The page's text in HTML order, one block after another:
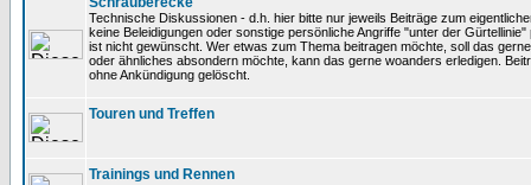
Technische Diskussionen - d.h. hier bitte nur jeweils Beiträge zum
keine Beleidigungen oder sonstige persönliche Angriffe "unter der
ist nicht gewünscht. Wer etwas zum Thema beitragen möchte, soll das
oder ähnliches absondern möchte, kann das gerne woanders erledigen.
ohne Ankündigung gelöscht.
Touren und Treffen
Trainings und Rennen